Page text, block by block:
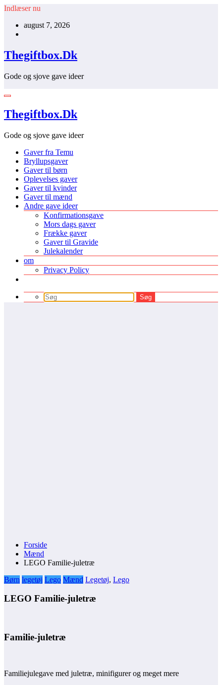
Videre
indhold
Indlæser nu
august 7, 2026
Thegiftbox.Dk
Gode og sjove gave ideer
Thegiftbox.Dk
Gode og sjove gave ideer
Gaver fra Temu
Bryllupsgaver
Gaver til børn
Oplevelses gaver
Gaver til kvinder
Gaver til mænd
Andre gave ideer
Konfirmationsgave
Mors dags gaver
Frække gaver
Gaver til Gravide
Julekalender
om
Privacy Policy
Forside
Mænd
LEGO Familie-juletræ
Børn legetøj Lego Mænd Legetøj, Lego
LEGO Familie-juletræ
Familie-juletræ
Familiejulegave med juletræ, minifigurer og meget mere